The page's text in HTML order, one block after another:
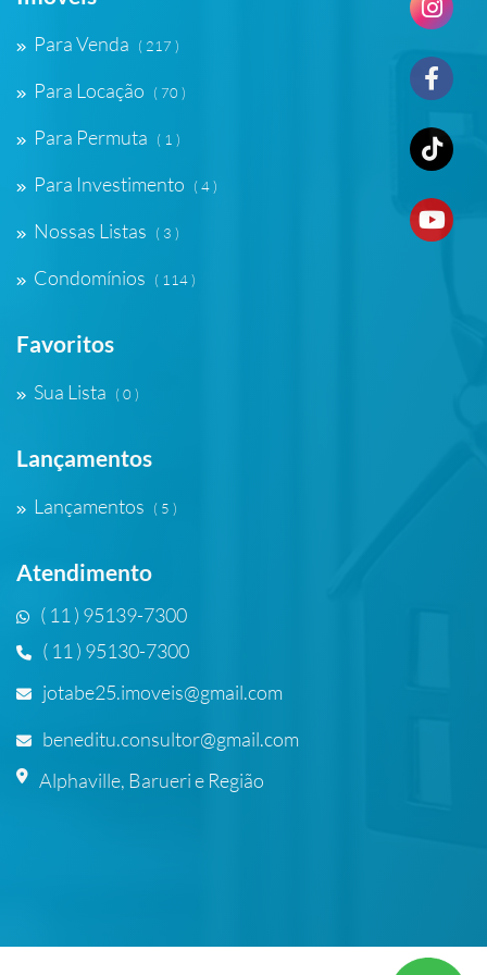
Para Venda ( 217 )
Para Locação ( 70 )
Para Permuta ( 1 )
Para Investimento ( 4 )
Nossas Listas ( 3 )
Condomínios ( 114 )
Favoritos
Sua Lista ( 0 )
Lançamentos
Lançamentos ( 5 )
Atendimento
( 11 ) 95139-7300
( 11 ) 95130-7300
jotabe25.imoveis@gmail.com
beneditu.consultor@gmail.com
Alphaville, Barueri e Região